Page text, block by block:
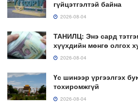
гүйцэтгэлтэй байна
2026-08-04
ТАНИЛЦ: Энэ сард
хүүхдийн мөнгө олгох
2026-08-04
Үс шинээр үргээлгэх
тохиромжгүй
2026-08-04